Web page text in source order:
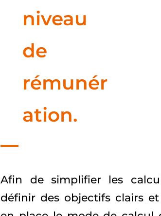
niveau
de
rémunér
ation.
Afin de simplifier les
définir des objectifs clairs